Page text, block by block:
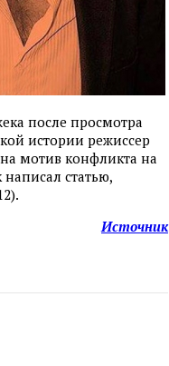
после просмотра
истории режиссер
мотив конфликта на
статью,
Источник